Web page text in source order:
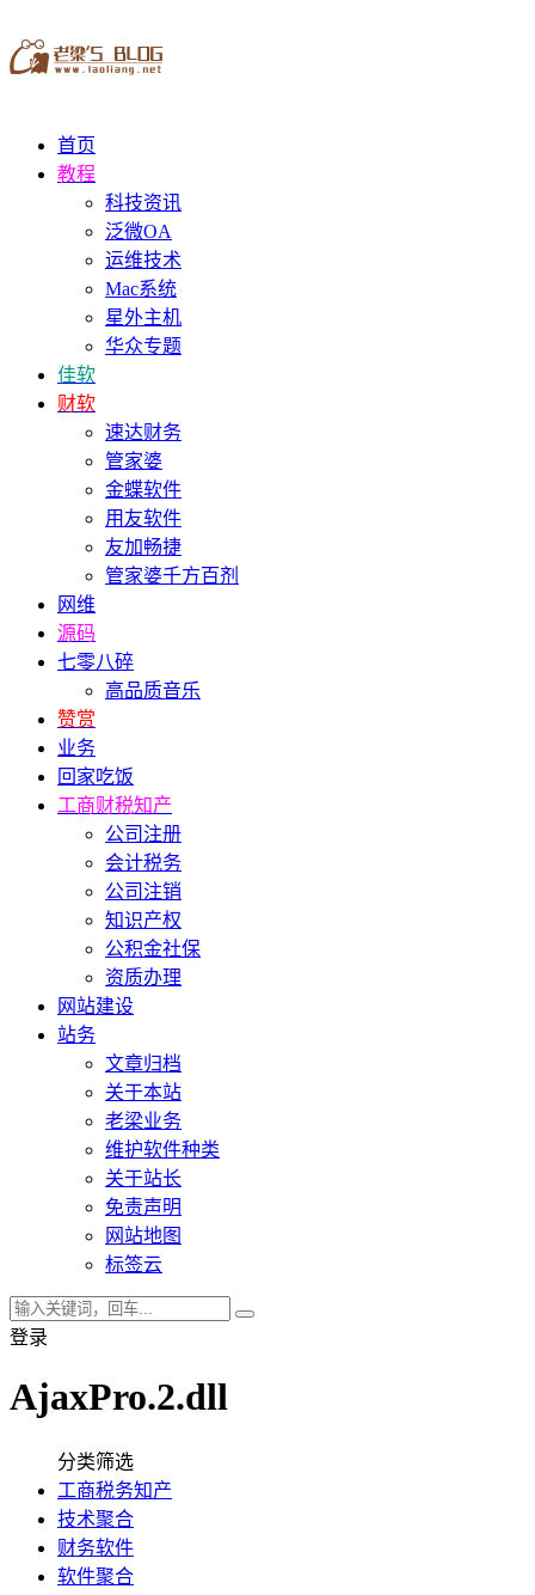
首页
教程
科技资讯
泛微OA
运维技术
Mac系统
星外主机
华众专题
佳软
财软
速达财务
管家婆
金蝶软件
用友软件
友加畅捷
管家婆千方百剂
网维
源码
七零八碎
高品质音乐
赞赏
业务
回家吃饭
工商财税知产
公司注册
会计税务
公司注销
知识产权
公积金社保
资质办理
网站建设
站务
文章归档
关于本站
老梁业务
维护软件种类
关于站长
免责声明
网站地图
标签云
登录
AjaxPro.2.dll
分类筛选
工商税务知产
技术聚合
财务软件
软件聚合